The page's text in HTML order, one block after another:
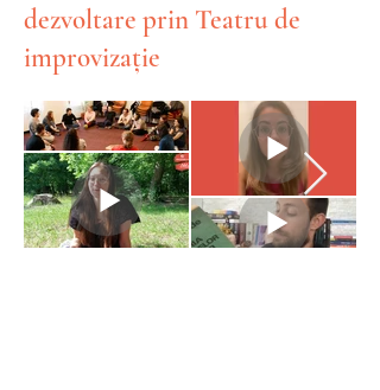
dezvoltare prin Teatru de
improvizație